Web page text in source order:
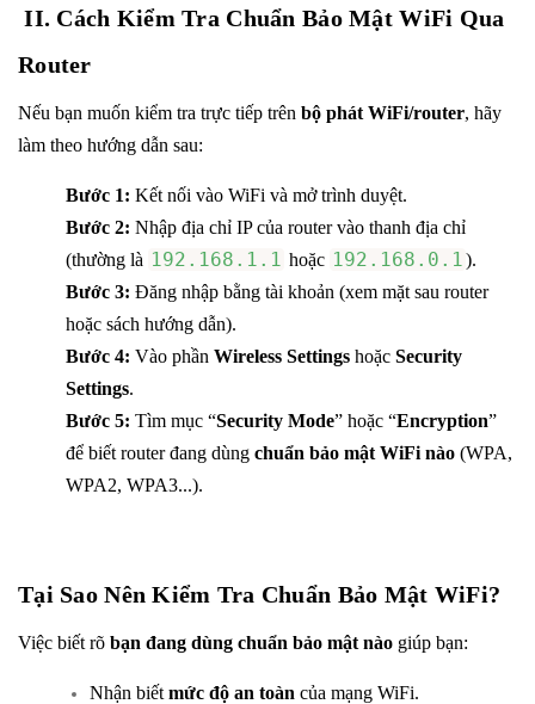
II. Cách Kiểm Tra Chuẩn Bảo Mật WiFi Qua
Router
Nếu bạn muốn kiểm tra trực tiếp trên bộ phát WiFi/router, hãy
làm theo hướng dẫn sau:
Bước 1: Kết nối vào WiFi và mở trình duyệt.
Bước 2: Nhập địa chỉ IP của router vào thanh địa chỉ
(thường là 192.168.1.1 hoặc 192.168.0.1 ).
Bước 3: Đăng nhập bằng tài khoản (xem mặt sau router
hoặc sách hướng dẫn).
Bước 4: Vào phần Wireless Settings hoặc Security
Settings.
Bước 5: Tìm mục “Security Mode” hoặc “Encryption”
để biết router đang dùng chuẩn bảo mật WiFi nào (WPA,
WPA2, WPA3...).
Tại Sao Nên Kiểm Tra Chuẩn Bảo Mật WiFi?
Việc biết rõ bạn đang dùng chuẩn bảo mật nào giúp bạn:
Nhận biết mức độ an toàn của mạng WiFi.